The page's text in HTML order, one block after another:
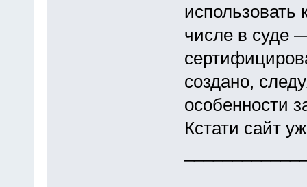
использовать
числе в суде
создано,
особенности
Кстати сайт